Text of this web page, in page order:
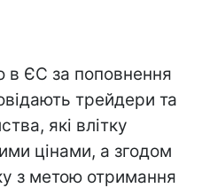
ЄС за поповнення
трейдери та
які влітку
цінами, а згодом
з метою отримання